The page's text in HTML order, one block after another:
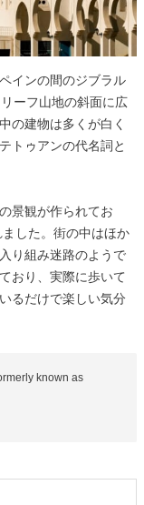
インの間のジブラル
ーフ山地の斜面に広
の建物は多くが白く
トゥアンの代名詞と
景観が作られてお
した。街の中はほか
り組み迷路のようで
おり、実際に歩いて
るだけで楽しい気分
known as